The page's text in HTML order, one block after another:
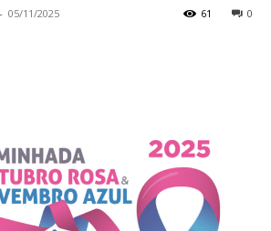
- 05/11/2025 0
61